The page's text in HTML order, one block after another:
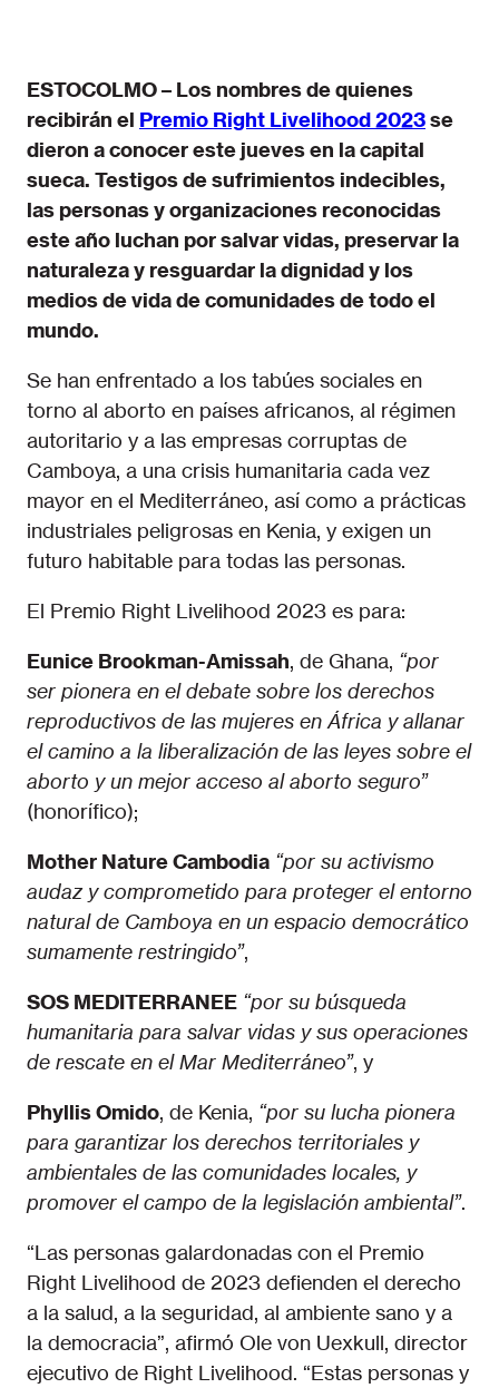
ESTOCOLMO – Los nombres de quienes
recibirán el Premio Right Livelihood 2023se
dieron a conocer este jueves en la capital
sueca. Testigos de sufrimientos indecibles,
las personas y organizaciones reconocidas
este año luchan por salvar vidas, preservar la
naturaleza y resguardar la dignidad y los
medios de vida de comunidades de todo el
mundo.
Se han enfrentado a los tabúes sociales en
torno al aborto en países africanos, al régimen
autoritario y a las empresas corruptas de
Camboya, a una crisis humanitaria cada vez
mayor en el Mediterráneo, así como a prácticas
industriales peligrosas en Kenia, y exigen un
futuro habitable para todas las personas.
El Premio Right Livelihood 2023 es para:
Eunice Brookman-Amissah, de Ghana, “por
ser pionera en el debate sobre los derechos
reproductivos de las mujeres en África y allanar
el camino a la liberalización de las leyes sobre el
aborto y un mejor acceso al aborto seguro”
(honorífico);
Mother Nature Cambodia “por su activismo
audaz y comprometido para proteger el entorno
natural de Camboya en un espacio democrático
sumamente restringido”,
SOS MEDITERRANEE “por su búsqueda
humanitaria para salvar vidas y sus operaciones
de rescate en el Mar Mediterráneo”, y
Phyllis Omido, de Kenia, “por su lucha pionera
para garantizar los derechos territoriales y
ambientales de las comunidades locales, y
promover el campo de la legislación ambiental”.
“Las personas galardonadas con el Premio
Right Livelihood de 2023 defienden el derecho
a la salud, a la seguridad, al ambiente sano y a
la democracia”, afirmó Ole von Uexkull, director
ejecutivo de Right Livelihood. “Estas personas y